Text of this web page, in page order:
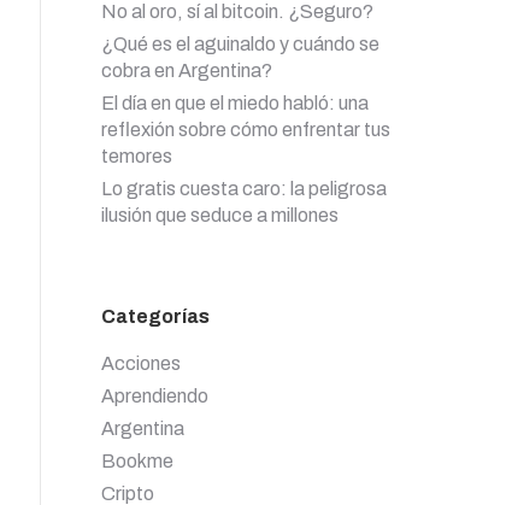
No al oro, sí al bitcoin. ¿Seguro?
¿Qué es el aguinaldo y cuándo se
cobra en Argentina?
El día en que el miedo habló: una
reflexión sobre cómo enfrentar tus
temores
Lo gratis cuesta caro: la peligrosa
ilusión que seduce a millones
Categorías
Acciones
Aprendiendo
Argentina
Bookme
Cripto